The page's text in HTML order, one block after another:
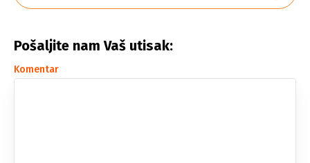
Pošaljite nam Vaš utisak:
Komentar